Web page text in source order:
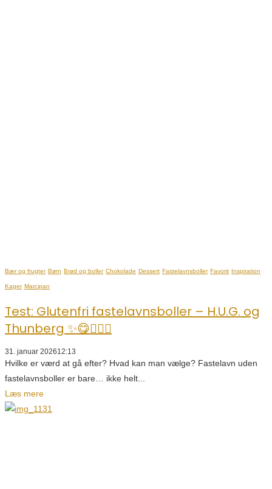
Bær og frugter Børn Brød og boller Chokolade Dessert Fastelavnsboller Favorit Inspiration
Kager Marcipan
Test: Glutenfri fastelavnsboller – H.U.G. og
Thunberg ✨😋👌🏼🥯
31. januar 202612:13
Hvilke er værd at gå efter? Hvad kan man vælge? Fastelavn uden
fastelavnsboller er bare… ikke helt...
Læs mere